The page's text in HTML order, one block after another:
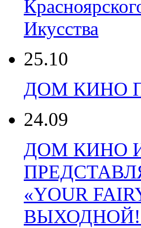
Икусства
25.10
ДОМ КИНО
24.09
ДОМ КИНО И
«YOUR